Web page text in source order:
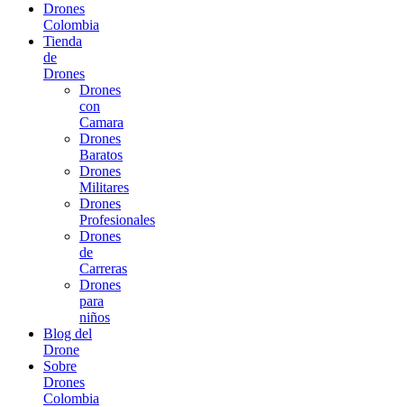
Drones
Colombia
Tienda
de
Drones
Drones
con
Camara
Drones
Baratos
Drones
Militares
Drones
Profesionales
Drones
de
Carreras
Drones
para
niños
Blog del
Drone
Sobre
Drones
Colombia